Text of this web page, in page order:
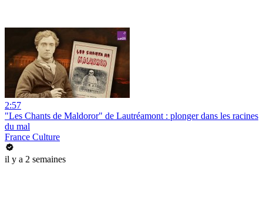
2:57
"Les Chants de Maldoror" de Lautréamont : plonger dans les racines
du mal
France Culture
il y a 2 semaines